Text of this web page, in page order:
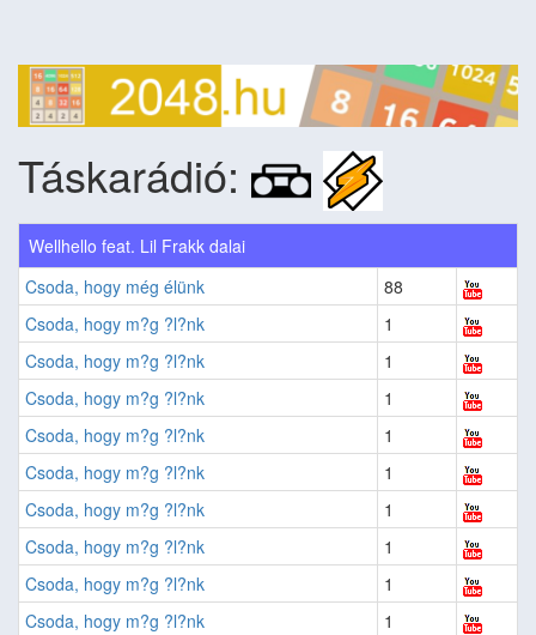
Táskarádió:
Wellhello feat. Lil Frakk dalai
Csoda, hogy még élünk
88
Csoda, hogy m?g ?l?nk
1
Csoda, hogy m?g ?l?nk
1
Csoda, hogy m?g ?l?nk
1
Csoda, hogy m?g ?l?nk
1
Csoda, hogy m?g ?l?nk
1
Csoda, hogy m?g ?l?nk
1
Csoda, hogy m?g ?l?nk
1
Csoda, hogy m?g ?l?nk
1
Csoda, hogy m?g ?l?nk
1